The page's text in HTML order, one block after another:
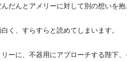
だんとアメリーに対して別の想いを
く、すらすらと読めてしまいます。
ーに、不器用にアプローチする陛下